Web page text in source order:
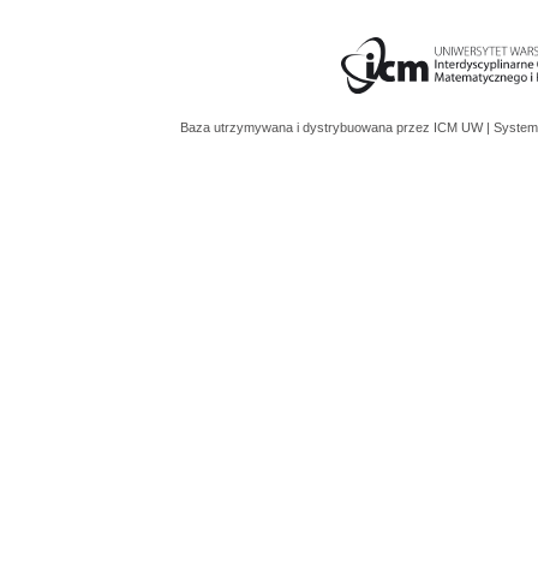
Baza utrzymywana i dystrybuowana przez ICM UW |